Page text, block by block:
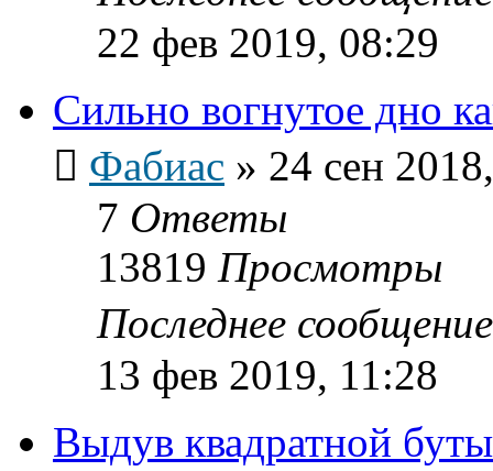
22 фев 2019, 08:29
Сильно вогнутое дно
Фабиас » 24 сен
7 Ответы
13819 Просмотры
Последнее
13 фев 2019, 11:28
Выдув квадратной